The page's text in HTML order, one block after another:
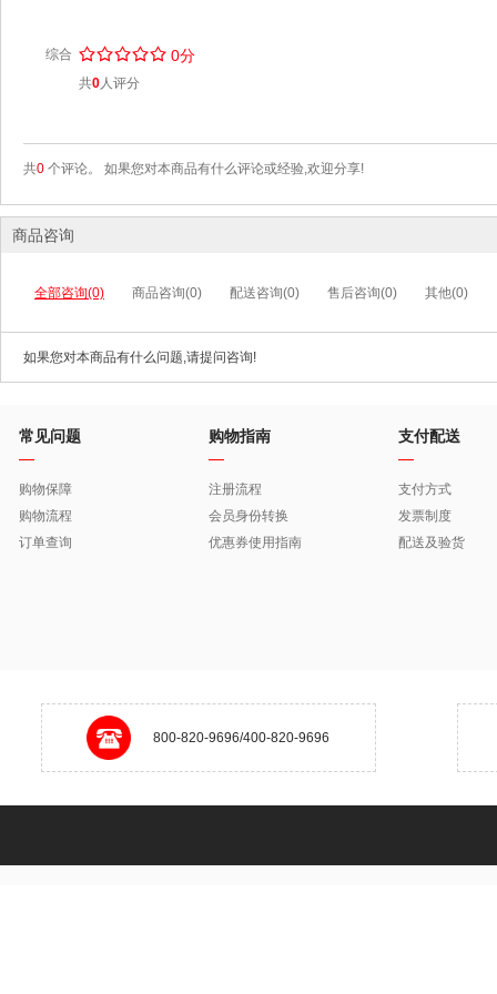
综合 /////
..... 0分
共0人评分
共0 个评论。 如果您对本商品有什么评论或经验,欢迎分享!
商品咨询
全部咨询(0) 商品咨询(0) 配送咨询(0) 售后咨询(0) 其他(0)
如果您对本商品有什么问题,请提问咨询!
常见问题
购物保障
购物流程
订单查询
购物指南
注册流程
会员身份转换
优惠券使用指南
支付配送
支付方式
发票制度
配送及验货
800-820-9696/400-820-9696